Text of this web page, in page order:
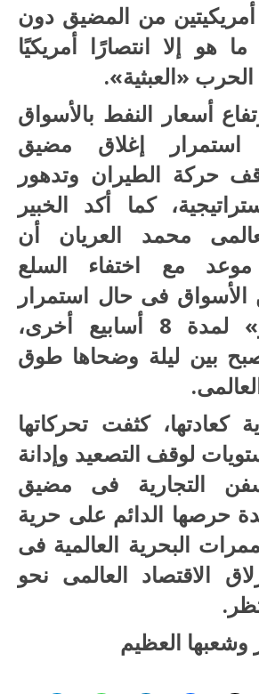
من المضيق دون
هو إلا انتصارًا أمريكيًا
«العبثية».
أسعار النفط بالأسواق
استمرار إغلاق مضيق
حركة الطيران وتدهور
كما أكد الخبير
محمد العريان أن
مع اختفاء السلع
فى حال استمرار
إغلاق «هرمز» لمدة 8 أسابيع أخرى،
بين ليلة وضحاها طوق
كعادتها، كثفت تحركاتها
لوقف التصعيد وإدانة
التجارية فى مضيق
حرصها الدائم على حرية
البحرية العالمية فى
الاقتصاد العالمى نحو
العظيم